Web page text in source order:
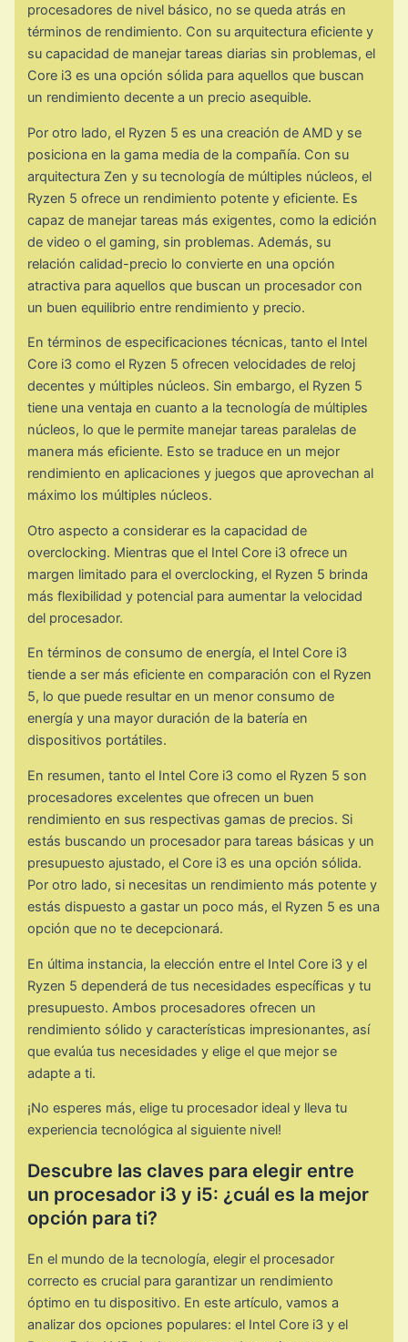
procesadores de nivel básico, no se queda atrás en
términos de rendimiento. Con su arquitectura eficiente y
su capacidad de manejar tareas diarias sin problemas, el
Core i3 es una opción sólida para aquellos que buscan
un rendimiento decente a un precio asequible.
Por otro lado, el Ryzen 5 es una creación de AMD y se
posiciona en la gama media de la compañía. Con su
arquitectura Zen y su tecnología de múltiples núcleos, el
Ryzen 5 ofrece un rendimiento potente y eficiente. Es
capaz de manejar tareas más exigentes, como la edición
de video o el gaming, sin problemas. Además, su
relación calidad-precio lo convierte en una opción
atractiva para aquellos que buscan un procesador con
un buen equilibrio entre rendimiento y precio.
En términos de especificaciones técnicas, tanto el Intel
Core i3 como el Ryzen 5 ofrecen velocidades de reloj
decentes y múltiples núcleos. Sin embargo, el Ryzen 5
tiene una ventaja en cuanto a la tecnología de múltiples
núcleos, lo que le permite manejar tareas paralelas de
manera más eficiente. Esto se traduce en un mejor
rendimiento en aplicaciones y juegos que aprovechan al
máximo los múltiples núcleos.
Otro aspecto a considerar es la capacidad de
overclocking. Mientras que el Intel Core i3 ofrece un
margen limitado para el overclocking, el Ryzen 5 brinda
más flexibilidad y potencial para aumentar la velocidad
del procesador.
En términos de consumo de energía, el Intel Core i3
tiende a ser más eficiente en comparación con el Ryzen
5, lo que puede resultar en un menor consumo de
energía y una mayor duración de la batería en
dispositivos portátiles.
En resumen, tanto el Intel Core i3 como el Ryzen 5 son
procesadores excelentes que ofrecen un buen
rendimiento en sus respectivas gamas de precios. Si
estás buscando un procesador para tareas básicas y un
presupuesto ajustado, el Core i3 es una opción sólida.
Por otro lado, si necesitas un rendimiento más potente y
estás dispuesto a gastar un poco más, el Ryzen 5 es una
opción que no te decepcionará.
En última instancia, la elección entre el Intel Core i3 y el
Ryzen 5 dependerá de tus necesidades específicas y tu
presupuesto. Ambos procesadores ofrecen un
rendimiento sólido y características impresionantes, así
que evalúa tus necesidades y elige el que mejor se
adapte a ti.
¡No esperes más, elige tu procesador ideal y lleva tu
experiencia tecnológica al siguiente nivel!
Descubre las claves para elegir entre
un procesador i3 y i5: ¿cuál es la mejor
opción para ti?
En el mundo de la tecnología, elegir el procesador
correcto es crucial para garantizar un rendimiento
óptimo en tu dispositivo. En este artículo, vamos a
analizar dos opciones populares: el Intel Core i3 y el